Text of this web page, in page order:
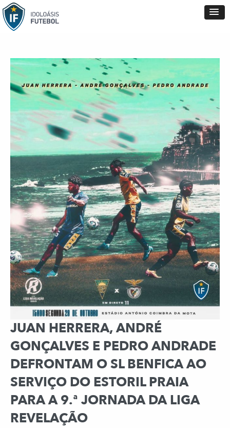
JUAN HERRERA, ANDRÉ
GONÇALVES E PEDRO ANDRADE
DEFRONTAM O SL BENFICA AO
SERVIÇO DO ESTORIL PRAIA
PARA A 9.ª JORNADA DA LIGA
REVELAÇÃO